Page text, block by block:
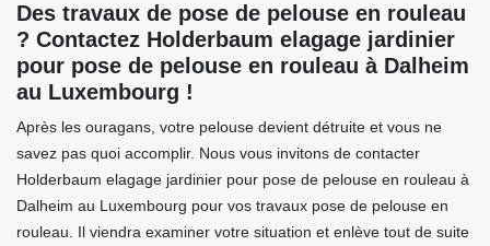
Des travaux de pose de pelouse en rouleau
? Contactez Holderbaum elagage jardinier
pour pose de pelouse en rouleau à Dalheim
au Luxembourg !
Après les ouragans, votre pelouse devient détruite et vous ne
savez pas quoi accomplir. Nous vous invitons de contacter
Holderbaum elagage jardinier pour pose de pelouse en rouleau à
Dalheim au Luxembourg pour vos travaux pose de pelouse en
rouleau. Il viendra examiner votre situation et enlève tout de suite